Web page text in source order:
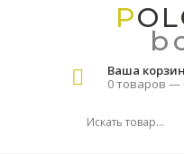
Ваша
0 товаров —